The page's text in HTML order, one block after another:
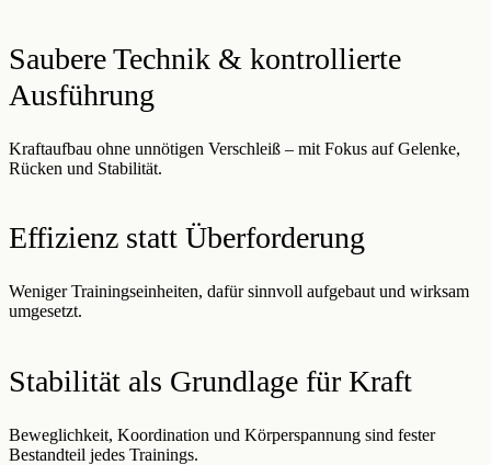
Saubere Technik & kontrollierte
Ausführung
Kraftaufbau ohne unnötigen Verschleiß – mit Fokus auf Gelenke,
Rücken und Stabilität.
Effizienz statt Überforderung
Weniger Trainingseinheiten, dafür sinnvoll aufgebaut und wirksam
umgesetzt.
Stabilität als Grundlage für Kraft
Beweglichkeit, Koordination und Körperspannung sind fester
Bestandteil jedes Trainings.